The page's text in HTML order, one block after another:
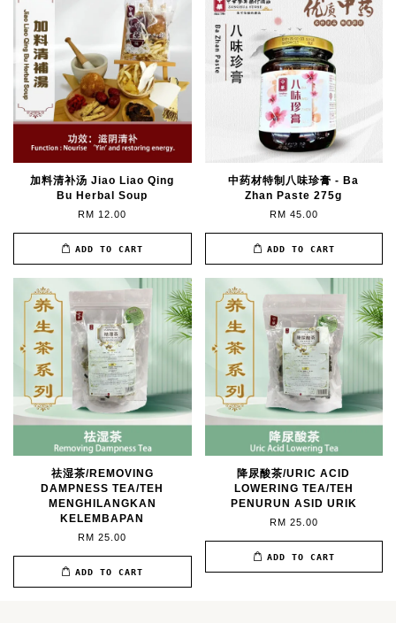
加料清补汤 Jiao Liao Qing
Bu Herbal Soup
RM 12.00
ADD TO CART
中药材特制八味珍膏 - Ba
Zhan Paste 275g
RM 45.00
ADD TO CART
祛湿茶/REMOVING
DAMPNESS TEA/TEH
MENGHILANGKAN
KELEMBAPAN
RM 25.00
ADD TO CART
降尿酸茶/URIC ACID
LOWERING TEA/TEH
PENURUN ASID URIK
RM 25.00
ADD TO CART